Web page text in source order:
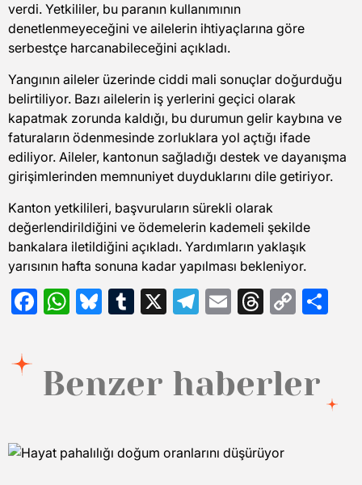
verdi. Yetkililer, bu paranın kullanımının
denetlenmeyeceğini ve ailelerin ihtiyaçlarına göre
serbestçe harcanabileceğini açıkladı.
Yangının aileler üzerinde ciddi mali sonuçlar doğurduğu
belirtiliyor. Bazı ailelerin iş yerlerini geçici olarak
kapatmak zorunda kaldığı, bu durumun gelir kaybına ve
faturaların ödenmesinde zorluklara yol açtığı ifade
ediliyor. Aileler, kantonun sağladığı destek ve dayanışma
girişimlerinden memnuniyet duyduklarını dile getiriyor.
Kanton yetkilileri, başvuruların sürekli olarak
değerlendirildiğini ve ödemelerin kademeli şekilde
bankalara iletildiğini açıkladı. Yardımların yaklaşık
yarısının hafta sonuna kadar yapılması bekleniyor.
Facebook
WhatsApp
Bluesky
Tumblr
X Telegram
EmailThreads
Copy
Benzer haberler